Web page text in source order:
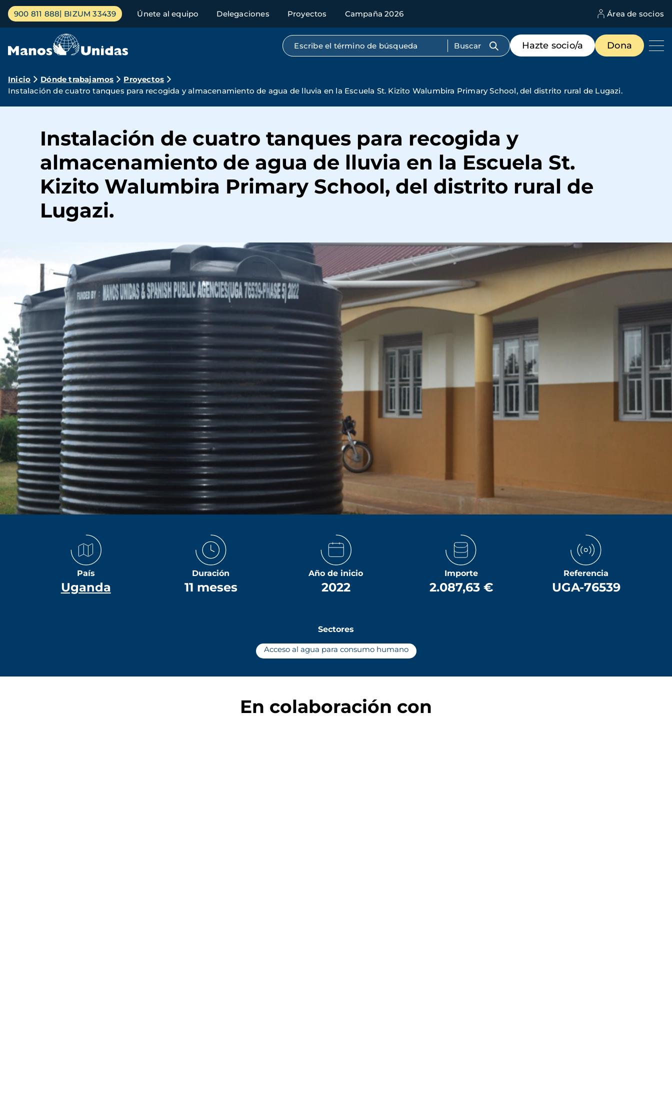
Pasar
contenido
Menú
principal
900 811 888 BIZUM 33439 Únete al equipo Delegaciones Proyectos Campaña 2026 Área de socios
Búsqueda por texto completo
Menú
de
destacados
Hazte socio/a Dona
Ruta
de
Inicio Dónde trabajamos
Proyectos
Instalación de cuatro tanques para recogida y almacenamiento de agua de lluvia en la Escuela St. Kizito Walumbira Primary School, del distrito rural de Lugazi.
Instalación de cuatro tanques para recogida y
almacenamiento de agua de lluvia en la Escuela St.
Kizito Walumbira Primary School, del distrito rural de
Lugazi.
País
Uganda
Duración
11 meses
Año de inicio
2022
Importe
2.087,63 €
Referencia
UGA-76539
Sectores
Acceso al agua para consumo humano
En colaboración con